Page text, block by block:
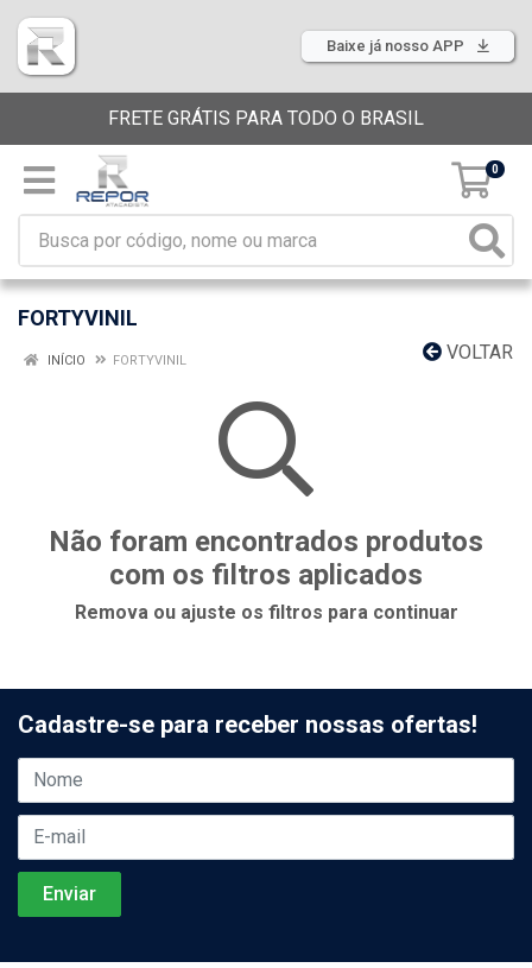
Baixe já nosso APP
FRETE GRÁTIS PARA TODO O BRASIL
0
FORTYVINIL
VOLTAR
INÍCIO FORTYVINIL
Não foram encontrados produtos
com os filtros aplicados
Remova ou ajuste os filtros para continuar
Cadastre-se para receber nossas ofertas!